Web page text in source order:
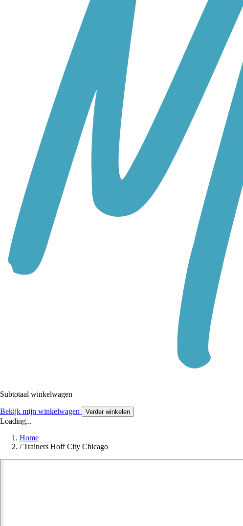
Subtotaal winkelwagen
Bekijk mijn winkelwagen Verder winkelen
Loading...
Home
/ Trainers Hoff City Chicago